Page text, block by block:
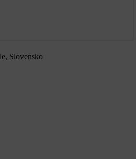
& storage solution
2.0 Warehouse & storage solution
s.r.o. pod vedením Pavla
(Bohemia) s.r.o. / BSS Praha
Dĺžka realizácie: 8 mesiacov Zadanie
zabezpečenie jednej fázy vo výrobnom
v automobilovom prostredí.
(pickovania) súčiastok z
súčiastok do vozíkov, v ktorých sú
montážnych liniek nárazníkov, kde sa
nárazník podľa špecifikácie